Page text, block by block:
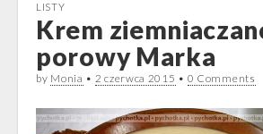
LISTY
Krem
porowy Marka
by Monia • 2 czerwca 2015 • 0 Comments